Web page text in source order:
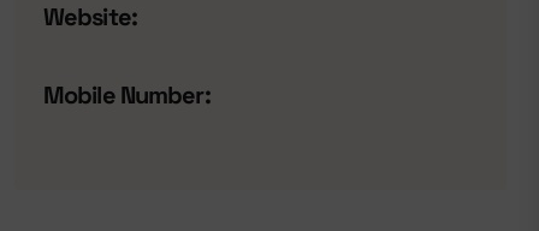
Website:
Mobile Number: